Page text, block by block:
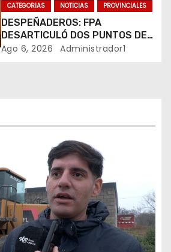
CATEGORIAS NOTICIAS PROVINCIALES
DESPEÑADEROS: FPA
DESARTICULÓ DOS PUNTOS DE
VENTA DE DROGAS. TRES
Ago 6, 2026 Administrador1